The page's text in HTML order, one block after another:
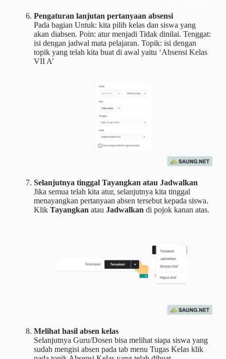
Pengaturan lanjutan pertanyaan absensi
Pada bagian Untuk: kita pilih kelas dan siswa yang
akan diabsen. Poin: atur menjadi Tidak dinilai. Tenggat:
isi dengan jadwal mata pelajaran. Topik: isi dengan
topik yang telah kita buat di awal yaitu ‘Absensi Kelas
VII A’
Selanjutnya tinggal Tayangkan atau Jadwalkan
Jika semua telah kita atur, selanjutnya kita tinggal
menayangkan pertanyaan absen tersebut kepada siswa.
Klik Tayangkan atau Jadwalkan di pojok kanan atas.
Melihat hasil absen kelas
Selanjutnya Guru/Dosen bisa melihat siapa siswa yang
sudah mengisi absen pada tab menu Tugas Kelas klik